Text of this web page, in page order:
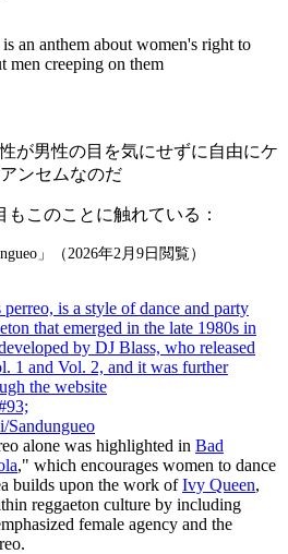
an anthem about women's right to
men creeping on them
性が男性の目を気にせずに自由にケ
ンセムなのだ
もこのことに触れている：
」（2026年2月9日閲覧）
is a style of dance and party
that emerged in the late 1980s in
by DJ Blass, who released
1 and Vol. 2, and it was further
the website
Sandungueo
alone was highlighted in Bad
," which encourages women to dance
builds upon the work ofIvy Queen,
reggaeton culture by including
female agency and the
.